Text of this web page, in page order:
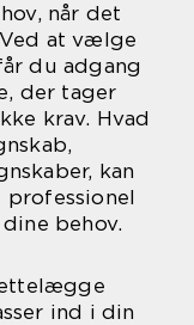
når det
at vælge
du adgang
der tager
krav. Hvad
kan
behov.
ind i din